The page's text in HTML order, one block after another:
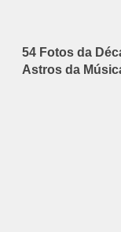
54 Fotos da
Astros da